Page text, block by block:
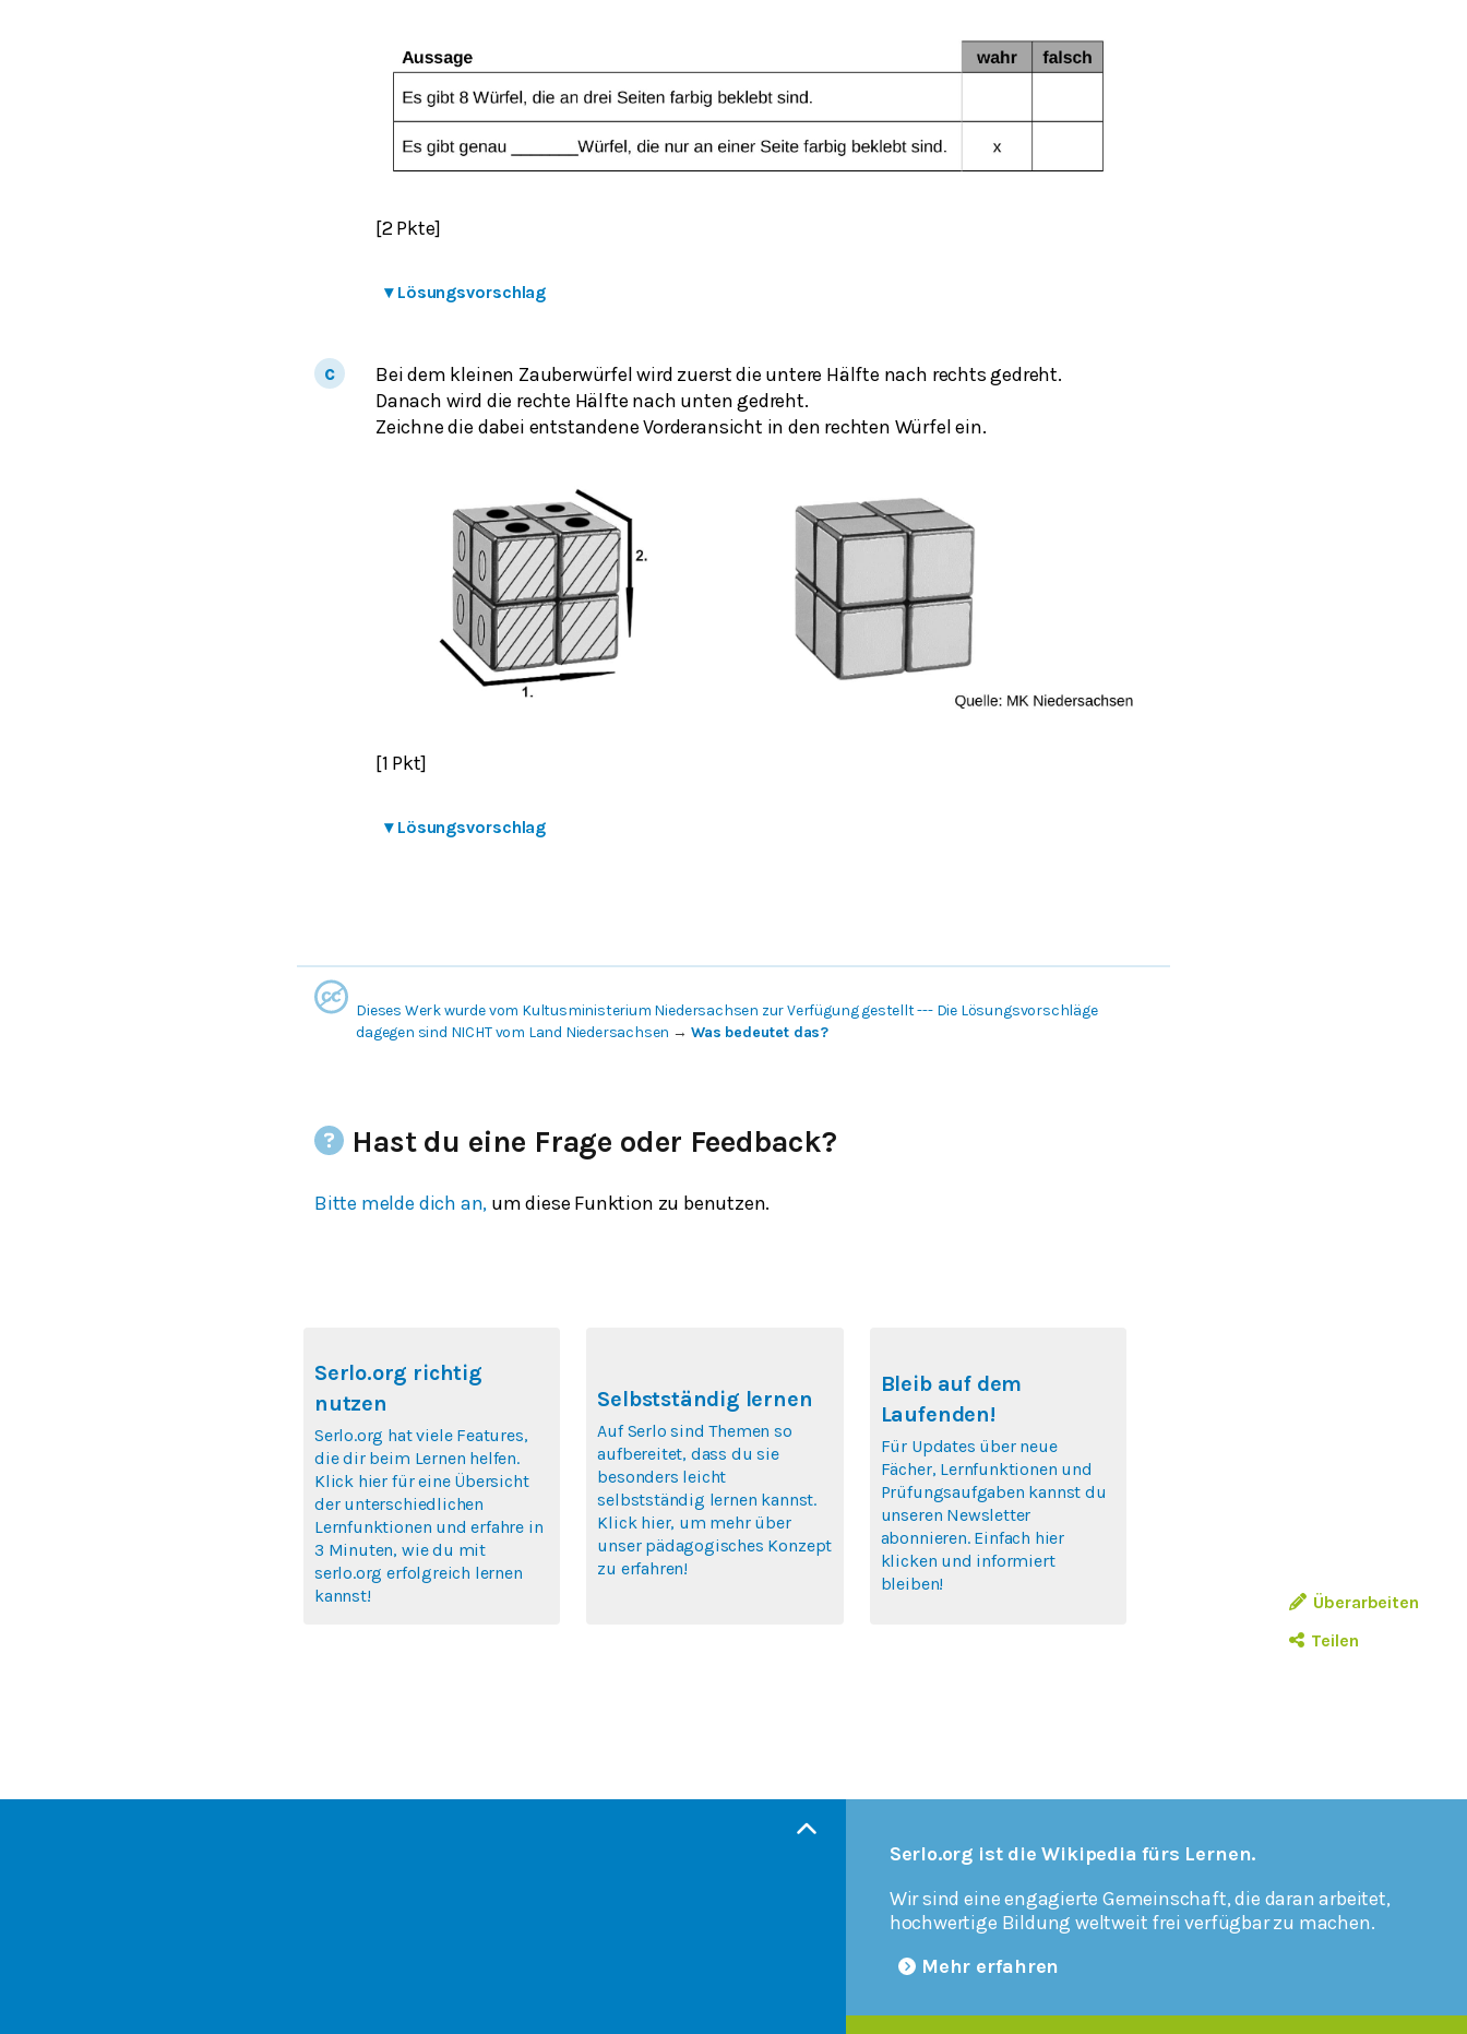
[2 Pkte]
▾ Lösungsvorschlag
Bei dem kleinen Zauberwürfel wird zuerst die untere Hälfte nach rechts gedreht.
Danach wird die rechte Hälfte nach unten gedreht.
Zeichne die dabei entstandene Vorderansicht in den rechten Würfel ein.
[1 Pkt]
▾ Lösungsvorschlag
Überarbeiten
Teilen
Dieses Werk wurde vom Kultusministerium Niedersachsen zur Verfügung gestellt --- Die Lösungsvorschläge
dagegen sind NICHT vom Land Niedersachsen → Was bedeutet das?
Hast du eine Frage oder Feedback?
Bitte melde dich an, um diese Funktion zu benutzen.
Serlo.org richtig
nutzen
Serlo.org hat viele Features,
die dir beim Lernen helfen.
Klick hier für eine Übersicht
der unterschiedlichen
Lernfunktionen und erfahre in
3 Minuten, wie du mit
serlo.org erfolgreich lernen
kannst!
Selbstständig lernen
Auf Serlo sind Themen so
aufbereitet, dass du sie
besonders leicht
selbstständig lernen kannst.
Klick hier, um mehr über
unser pädagogisches Konzept
zu erfahren!
Bleib auf dem
Laufenden!
Für Updates über neue
Fächer, Lernfunktionen und
Prüfungsaufgaben kannst du
unseren Newsletter
abonnieren. Einfach hier
klicken und informiert
bleiben!
Serlo.org ist die Wikipedia fürs Lernen.
Wir sind eine engagierte Gemeinschaft, die daran arbeitet,
hochwertige Bildung weltweit frei verfügbar zu machen.
Mehr erfahren